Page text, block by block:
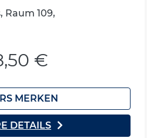
Raum 109,
€
MERKEN
DETAILS